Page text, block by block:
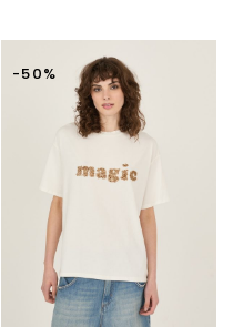
originale
era:
€ 79,90.
attuale
è:
€ 39,95.
-50%